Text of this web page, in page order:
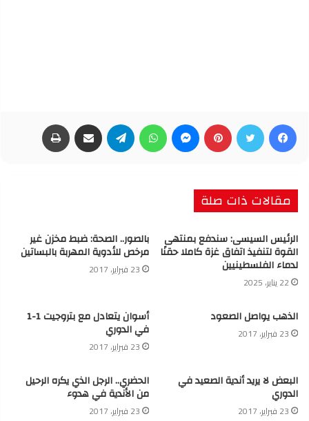
فيسبوك تويتر بينتيريست ماسنجر واتساب تيلقرام مشاركة عبر البريد
مقالات ذات صلة
الرئيس السيسى: سندفع بمنتهى
القوة لتنفيذ اتفاق غزة كاملا حقنًا
لدماء الفلسطينيين
22 يناير، 2025
بالصور.. الصحة: ضبط مخزن غير
مرخص للأدوية المهربة بالبساتين
23 فبراير، 2017
الذهب يواصل الصعود
23 فبراير، 2017
أسوان يتعادل مع بتروجيت 1-1
في الدوري
23 فبراير، 2017
البعض لا يريد أندية الصعيد في
الدوري
23 فبراير، 2017
الحضري.. الرجل الذي يكره الرحيل
من الأندية في هدوء
23 فبراير، 2017